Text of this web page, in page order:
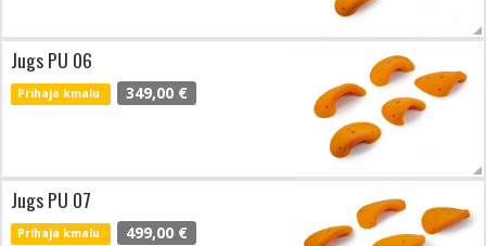
Jugs PU 06
Prihaja kmalu 349,00 €
Jugs PU 07
Prihaja kmalu 499,00 €